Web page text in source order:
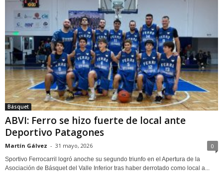
Básquet
ABVI: Ferro se hizo fuerte de local ante
Deportivo Patagones
Martín Gálvez - 31 mayo, 2026 0
Sportivo Ferrocarril logró anoche su segundo triunfo en el Apertura de la
Asociación de Básquet del Valle Inferior tras haber derrotado como local a...